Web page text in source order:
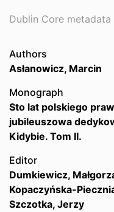
Dublin Core metadata
Authors
Asłanowicz, Marcin
Monograph
Sto lat polskiego
jubileuszowa
Kidybie. Tom II.
Editor
Dumkiewicz,
Kopaczyńska-
Szczotka, Jerzy